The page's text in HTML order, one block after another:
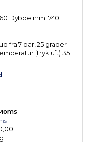
Dybde.mm: 740
fra 7 bar, 25 grader
(trykluft) 35